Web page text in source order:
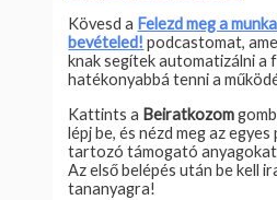
Kövesd a Felezd meg a
bevételed! podcastomat,
knak segítek automatizálni a
hatékonyabbá tenni a
Kattints a Beiratkozom
lépj be, és nézd meg az
tartozó támogató
Az első belépés után be kell
tananyagra!